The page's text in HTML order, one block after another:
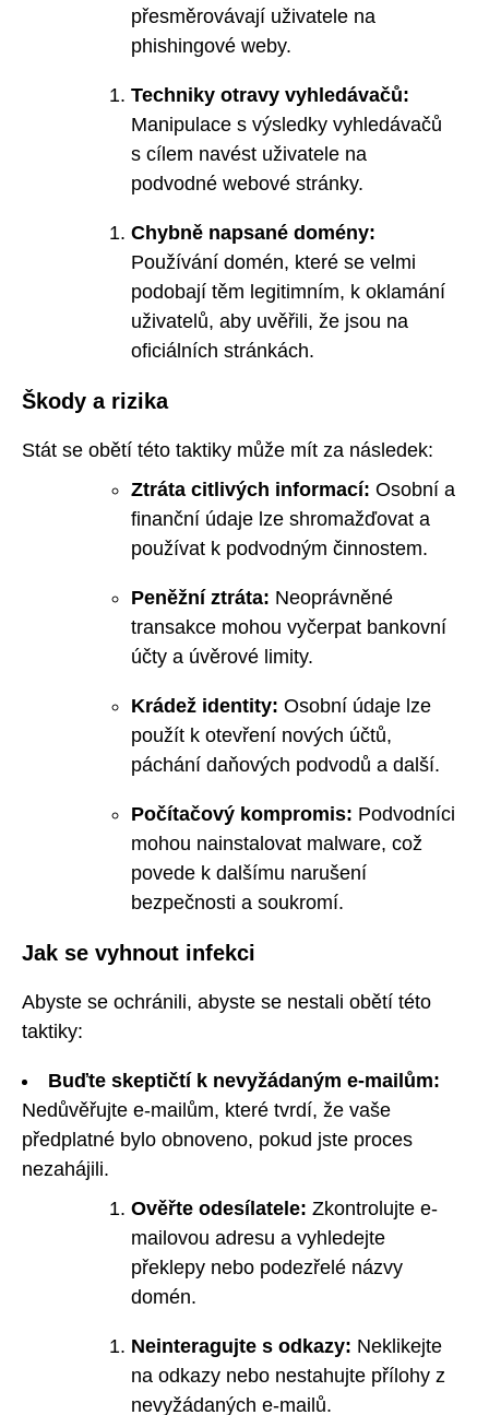
přesměrovávají uživatele na
phishingové weby.
Techniky otravy vyhledávačů:
Manipulace s výsledky vyhledávačů
s cílem navést uživatele na
podvodné webové stránky.
Chybně napsané domény:
Používání domén, které se velmi
podobají těm legitimním, k oklamání
uživatelů, aby uvěřili, že jsou na
oficiálních stránkách.
Škody a rizika
Stát se obětí této taktiky může mít za následek:
Ztráta citlivých informací: Osobní a
finanční údaje lze shromažďovat a
používat k podvodným činnostem.
Peněžní ztráta: Neoprávněné
transakce mohou vyčerpat bankovní
účty a úvěrové limity.
Krádež identity: Osobní údaje lze
použít k otevření nových účtů,
páchání daňových podvodů a další.
Počítačový kompromis: Podvodníci
mohou nainstalovat malware, což
povede k dalšímu narušení
bezpečnosti a soukromí.
Jak se vyhnout infekci
Abyste se ochránili, abyste se nestali obětí této
taktiky:
Buďte skeptičtí k nevyžádaným e-mailům:
Nedůvěřujte e-mailům, které tvrdí, že vaše
předplatné bylo obnoveno, pokud jste proces
nezahájili.
Ověřte odesílatele: Zkontrolujte e-
mailovou adresu a vyhledejte
překlepy nebo podezřelé názvy
domén.
Neinteragujte s odkazy: Neklikejte
na odkazy nebo nestahujte přílohy z
nevyžádaných e-mailů.